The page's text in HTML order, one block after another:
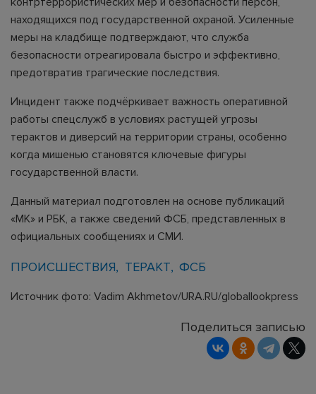
находящихся под государственной охраной. Усиленные
меры на кладбище подтверждают, что служба
безопасности отреагировала быстро и эффективно,
предотвратив трагические последствия.
Инцидент также подчёркивает важность оперативной
работы спецслужб в условиях растущей угрозы
терактов и диверсий на территории страны, особенно
когда мишенью становятся ключевые фигуры
государственной власти.
Данный материал подготовлен на основе публикаций
«МК» и РБК, а также сведений ФСБ, представленных в
официальных сообщениях и СМИ.
ПРОИСШЕСТВИЯ ТЕРАКТ ФСБ
Источник фото: Vadim Akhmetov/URA.RU/globallookpress
Поделиться записью